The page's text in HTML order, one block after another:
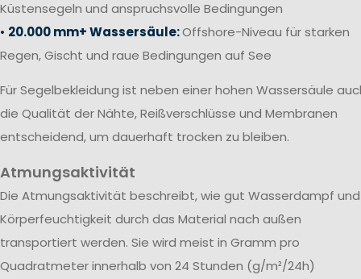
Küstensegeln und anspruchsvolle Bedingungen
• 20.000 mm+ Wassersäule:Offshore-Niveau für starken
Regen, Gischt und raue Bedingungen auf See
Für Segelbekleidung ist neben einer hohen Wassersäule
die Qualität der Nähte, Reißverschlüsse und Membranen
entscheidend, um dauerhaft trocken zu bleiben.
Atmungsaktivität
Die Atmungsaktivität beschreibt, wie gut Wasserdampf und
Körperfeuchtigkeit durch das Material nach außen
transportiert werden. Sie wird meist in Gramm pro
Quadratmeter innerhalb von 24 Stunden (g/m²/24h)